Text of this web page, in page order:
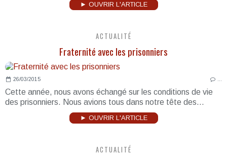
► OUVRIR L'ARTICLE
ACTUALITÉ
Fraternité avec les prisonniers
26/03/2015
Cette année, nous avons échangé sur les conditions de vie
des prisonniers. Nous avions tous dans notre tête des...
► OUVRIR L'ARTICLE
ACTUALITÉ